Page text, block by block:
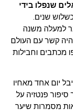
שנפלו בידי
שנים.
למעלה משנה
קשר עם העולם
מכתבים וחבילות
יום אחד מאחיו
פנטזיה על
מסמרות שיער